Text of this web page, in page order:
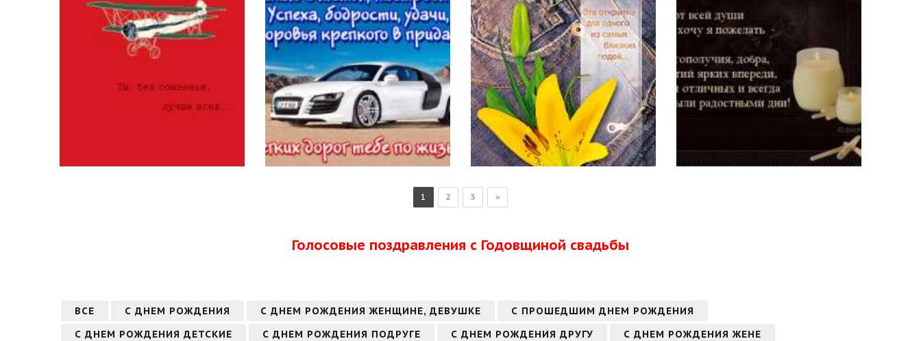
1 2 3 »
Голосовые поздравления с Годовщиной свадьбы
ВСЕ С ДНЕМ РОЖДЕНИЯ С ДНЕМ РОЖДЕНИЯ ЖЕНЩИНЕ, ДЕВУШКЕ
С ПРОШЕДШИМ ДНЕМ РОЖДЕНИЯ
С ДНЕМ РОЖДЕНИЯ ДЕТСКИЕ
С ДНЕМ РОЖДЕНИЯ ПОДРУГЕ С ДНЕМ РОЖДЕНИЯ ДРУГУ
С ДНЕМ РОЖДЕНИЯ ЖЕНЕ